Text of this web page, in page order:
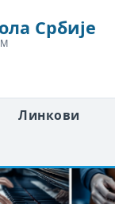
Србије
Линкови